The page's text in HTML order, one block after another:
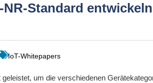
Standard
IoT-Whitepapers
um die verschiedenen